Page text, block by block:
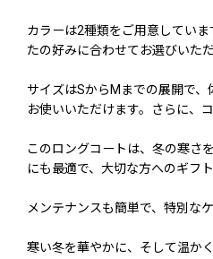
カラーは2種類をご用意してい
たの好みに合わせてお選びいただ
サイズはSからMまでの展開で
お使いいただけます。さらに、
このロングコートは、冬の寒さ
にも最適で、大切な方へのギフ
メンテナンスも簡単で、特別な
寒い冬を華やかに、そして温か